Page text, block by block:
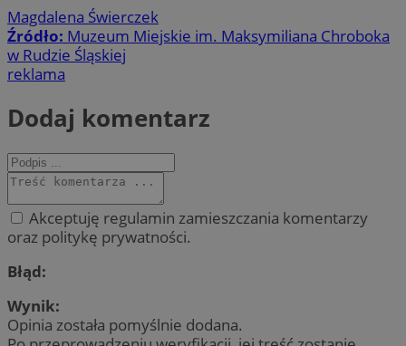
Magdalena Świerczek
Źródło: Muzeum Miejskie im. Maksymiliana Chroboka
w Rudzie Śląskiej
reklama
Dodaj komentarz
Akceptuję regulamin zamieszczania komentarzy
oraz politykę prywatności.
Błąd:
Wynik:
Opinia została pomyślnie dodana.